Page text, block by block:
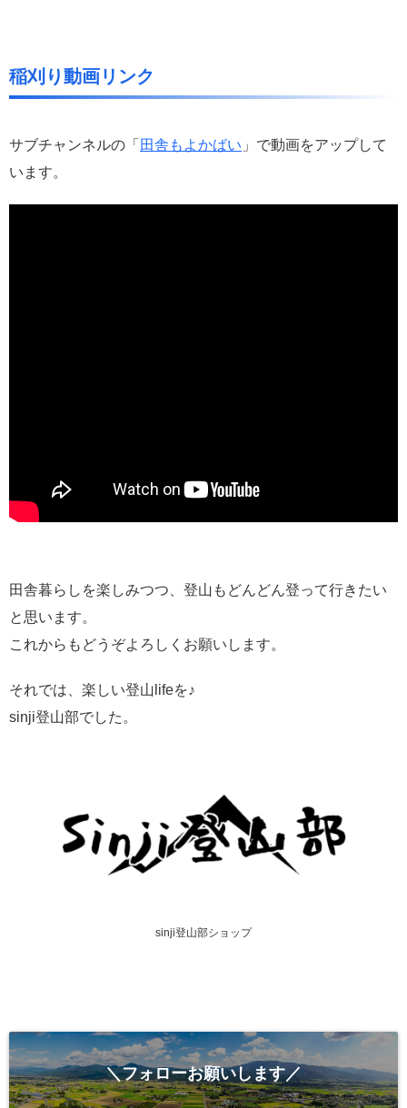
稲刈り動画リンク
サブチャンネルの「 田舎もよかばい 」で動画をアップして
います。
田舎暮らしを楽しみつつ、登山もどんどん登って行きたい
と思います。
これからもどうぞよろしくお願いします。
それでは、楽しい登山lifeを♪
sinji登山部でした。
sinji登山部ショップ
＼フォローお願いします／